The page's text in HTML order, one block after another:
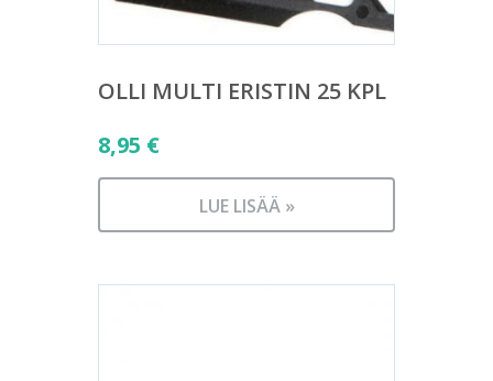
OLLI MULTI ERISTIN 25 KPL
8,95 €
LUE LISÄÄ »